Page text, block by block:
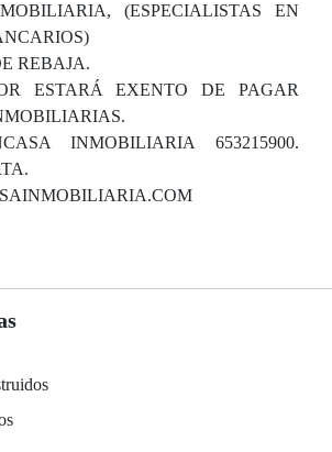
(ESPECIALISTAS EN
REBAJA.
ESTARÁ EXENTO DE PAGAR
INMOBILIARIA 653215900.